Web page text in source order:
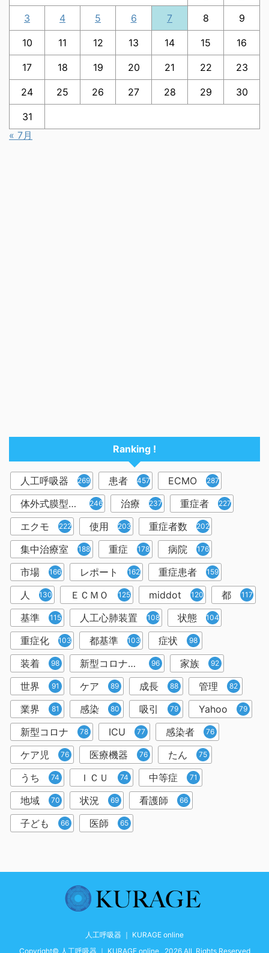
3 4 5 6 7 8 9
10 11 12 13 14 15 16
17 18 19 20 21 22 23
24 25 26 27 28 29 30
31
« 7月
Ranking !
人工呼吸器 2698 患者 457 ECMO 287
体外式膜型人工肺 246 治療 237 重症者 227
エクモ 222 使用 203 重症者数 202
集中治療室 188 重症 178 病院 176
市場 166 レポート 162 重症患者 159
人 130 ＥＣＭＯ 125 middot 120 都 117
基準 115 人工心肺装置 108 状態 104
重症化 103 都基準 103 症状 98
装着 98 新型コロナウイルス 96 家族 92
世界 91 ケア 89 成長 88 管理 82
業界 81 感染 80 吸引 79 Yahoo 79
新型コロナ 78 ICU 77 感染者 76
ケア児 76 医療機器 76 たん 75
うち 74 ＩＣＵ 74 中等症 71
地域 70 状況 69 看護師 66
子ども 66 医師 65
人工呼吸器 ｜ KURAGE online
Copyright© 人工呼吸器 ｜ KURAGE online , 2026 All Rights Reserved